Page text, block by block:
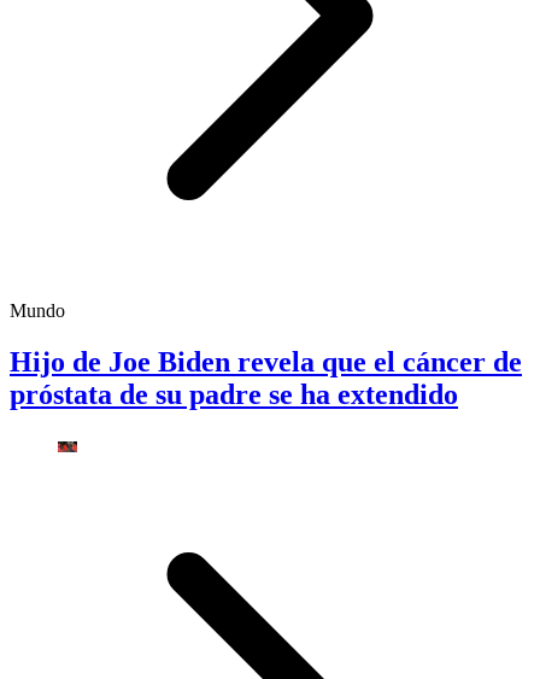
Mundo
Hijo de Joe Biden revela que el cáncer de
próstata de su padre se ha extendido